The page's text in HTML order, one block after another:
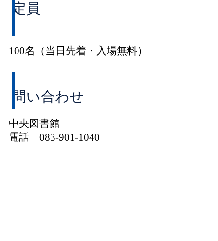
定員
100名（当日先着・入場無料）
問い合わせ
中央図書館
電話 083-901-1040